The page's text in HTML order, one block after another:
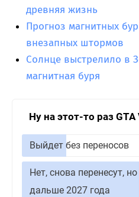
древняя жизнь
Прогноз магнитных
внезапных штормов
Солнце выстрелило в
магнитная буря
Ну на этот-то раз
Выйдет без переносов
Нет, снова перенесут,
дальше 2027 года